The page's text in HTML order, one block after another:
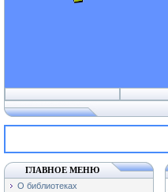
ГЛАВНОЕ МЕНЮ
О библиотеках